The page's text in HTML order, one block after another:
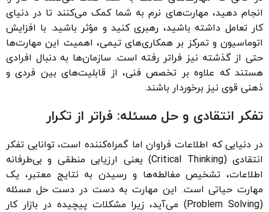
انجام دهید، مهارت‌های نرم به شما کمک می‌کنند تا در دنیای
کار تعامل داشته باشید، رهبری کنید و مؤثر باشید. با افزایش
اتوماسیون و تمرکز بر همکاری‌های تیمی، اهمیت این مهارت‌ها
حتی از گذشته نیز فراتر رفته است. سازمان‌ها به دنبال افرادی
هستند که علاوه بر تخصص فنی، از قابلیت‌های بین فردی و
ذهنی قوی نیز برخوردار باشند.
تفکر انتقادی و حل مسئله: فراتر از تکرار
در دنیایی که اطلاعات فراوان اما گمراه‌کننده است، توانایی تفکر
انتقادی (Critical Thinking) یعنی ارزیابی منطقی و بی‌طرفانه
اطلاعات، تشخیص مغالطه‌ها و رسیدن به نتایج معتبر، یک
مهارت حیاتی است. این مهارت به دست در دست حل مسئله
(Problem Solving) می‌آید، زیرا مشکلات پیچیده در بازار کار